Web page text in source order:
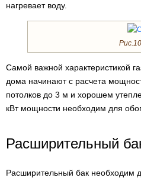
нагревает воду.
Самой важной характеристикой
дома начинают с расчета
потолков до 3 м и хорошем
кВт мощности необходим для
Расширительный
Расширительный бак необходим